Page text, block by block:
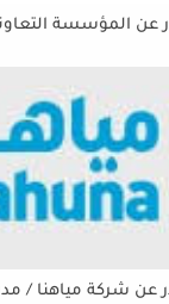
التعاونية
شركة مياهنا /